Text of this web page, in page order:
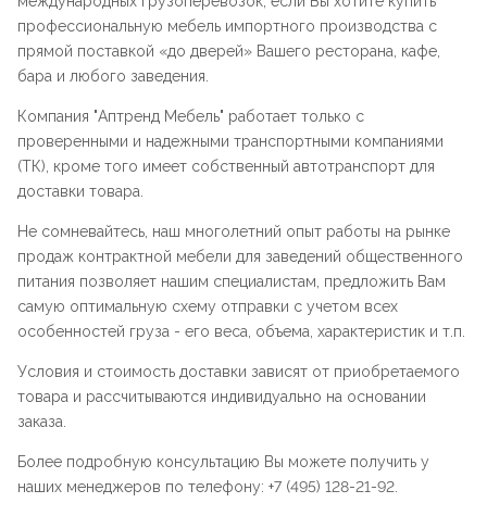
профессиональную мебель импортного производства с
прямой поставкой «до дверей» Вашего ресторана, кафе,
бара и любого заведения.
Компания "Аптренд Мебель" работает только с
проверенными и надежными транспортными компаниями
(ТК), кроме того имеет собственный автотранспорт для
доставки товара.
Не сомневайтесь, наш многолетний опыт работы на рынке
продаж контрактной мебели для заведений общественного
питания позволяет нашим специалистам, предложить Вам
самую оптимальную схему отправки с учетом всех
особенностей груза - его веса, объема, характеристик и т.п.
Условия и стоимость доставки зависят от приобретаемого
товара и рассчитываются индивидуально на основании
заказа.
Более подробную консультацию Вы можете получить у
наших менеджеров по телефону: +7 (495) 128-21-92.